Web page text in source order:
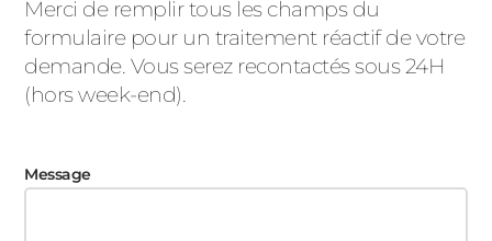
Merci de remplir tous les champs du
formulaire pour un traitement réactif de votre
demande. Vous serez recontactés sous 24H
(hors week-end).
Message